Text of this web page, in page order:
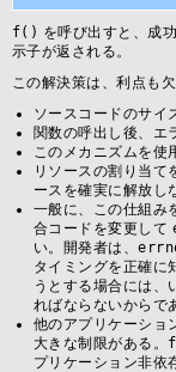
f() を呼び出すと、成
示子が返される。
この解決策は、利点も
ソースコードのサイ
関数の呼出し後、エ
このメカニズムを使
リソースの割り当て
ースを確実に解放し
一般に、この仕組み
合コードを変更して
い。開発者は、
タイミングを正確に
うとする場合には、
ればならないからで
他のアプリケーショ
大きな制限がある。
プリケーション非依